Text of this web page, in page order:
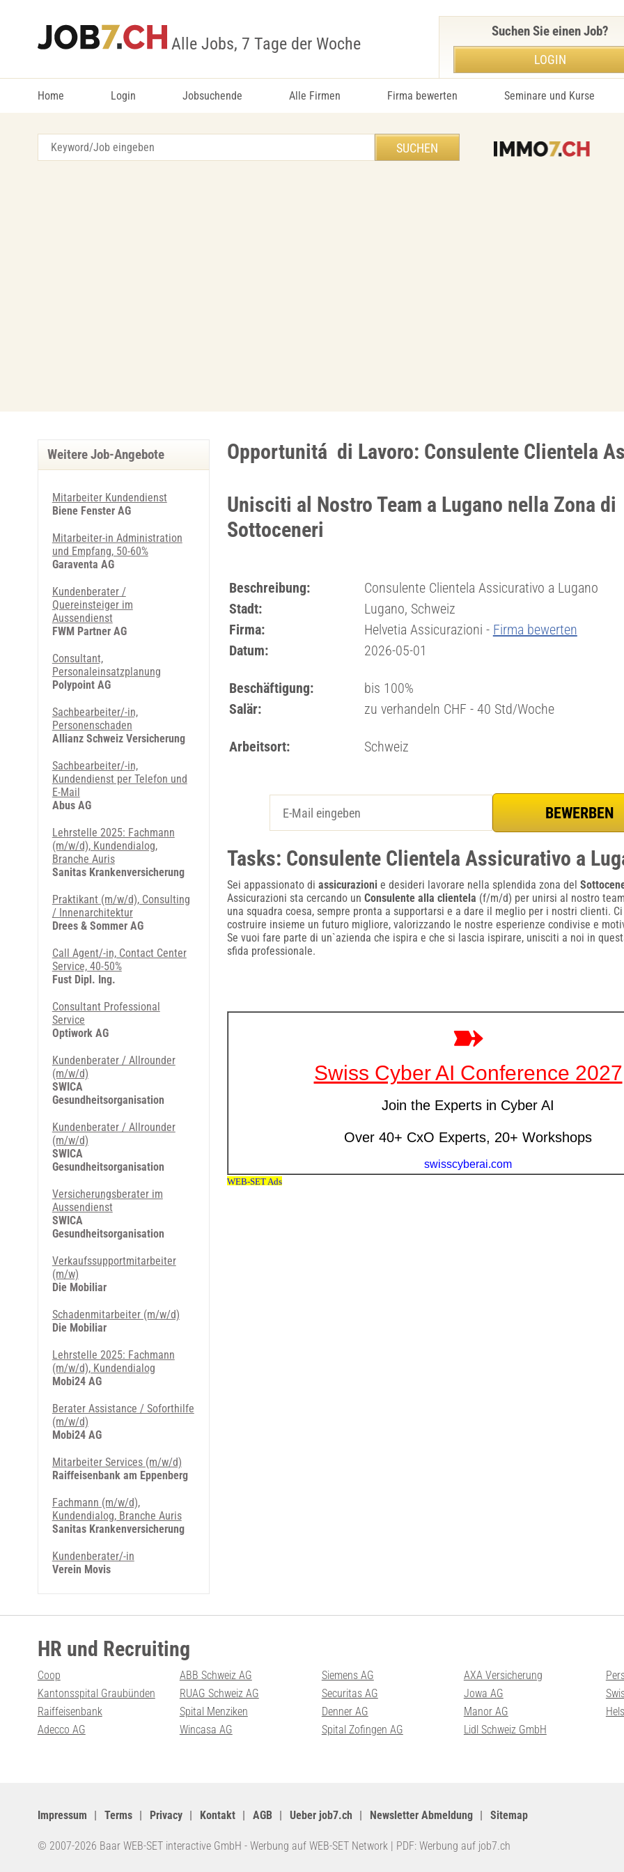
Alle Jobs, 7 Tage der Woche
Home Login Jobsuchende Alle Firmen Firma bewerten Seminare und Kurse
Suchen Sie einen Job?
LOGIN
Opportunitá di Lavoro: Consulente Clientela
Unisciti al Nostro Team a Lugano nella Zona di
Sottoceneri
Beschreibung:
Consulente Clientela Assicurativo a Lugano
Stadt:
Lugano, Schweiz
Firma:
Helvetia Assicurazioni - Firma bewerten
Datum:
2026-05-01
Beschäftigung:
bis 100%
Salär:
zu verhandeln CHF - 40 Std/Woche
Arbeitsort: Schweiz
Tasks: Consulente Clientela Assicurativo a
Sei appassionato di assicurazioni e desideri lavorare nella splendida zona del
Assicurazioni sta cercando un Consulente alla clientela (f/m/d) per unirsi al nostro
una squadra coesa, sempre pronta a supportarsi e a dare il meglio per i nostri clienti.
costruire insieme un futuro migliore, valorizzando le nostre esperienze condivise e
Se vuoi fare parte di un`azienda che ispira e che si lascia ispirare, unisciti a noi in
sfida professionale.
Weitere Job-Angebote
Mitarbeiter Kundendienst
Biene Fenster AG
Mitarbeiter-in Administration
und Empfang, 50-60%
Garaventa AG
Kundenberater /
Quereinsteiger im
Aussendienst
FWM Partner AG
Consultant,
Personaleinsatzplanung
Polypoint AG
Sachbearbeiter/-in,
Personenschaden
Allianz Schweiz Versicherung
Sachbearbeiter/-in,
Kundendienst per Telefon und
E-Mail
Abus AG
Lehrstelle 2025: Fachmann
(m/w/d), Kundendialog,
Branche Auris
Sanitas Krankenversicherung
Praktikant (m/w/d), Consulting
/ Innenarchitektur
Drees & Sommer AG
Call Agent/-in, Contact Center
Service, 40-50%
Fust Dipl. Ing.
Consultant Professional
Service
Optiwork AG
Kundenberater / Allrounder
(m/w/d)
SWICA
Gesundheitsorganisation
Kundenberater / Allrounder
(m/w/d)
SWICA
Gesundheitsorganisation
Versicherungsberater im
Aussendienst
SWICA
Gesundheitsorganisation
Verkaufssupportmitarbeiter
(m/w)
Die Mobiliar
Schadenmitarbeiter (m/w/d)
Die Mobiliar
Lehrstelle 2025: Fachmann
(m/w/d), Kundendialog
Mobi24 AG
Berater Assistance / Soforthilfe
(m/w/d)
Mobi24 AG
Mitarbeiter Services (m/w/d)
Raiffeisenbank am Eppenberg
Fachmann (m/w/d),
Kundendialog, Branche Auris
Sanitas Krankenversicherung
Kundenberater/-in
Verein Movis
HR und Recruiting
Coop ABB Schweiz AG Siemens AG AXA Versicherung
Kantonsspital Graubünden
RUAG Schweiz AG Securitas AG Jowa AG
Raiffeisenbank
Spital Menziken Denner AG Manor AG
Adecco AG
Wincasa AG Spital Zofingen AG Lidl Schweiz GmbH
Impressum Terms Privacy Kontakt AGB Ueber job7.ch Newsletter Abmeldung Sitemap
© 2007-2026 Baar WEB-SET interactive GmbH - Werbung auf WEB-SET Network| PDF: Werbung auf job7.ch